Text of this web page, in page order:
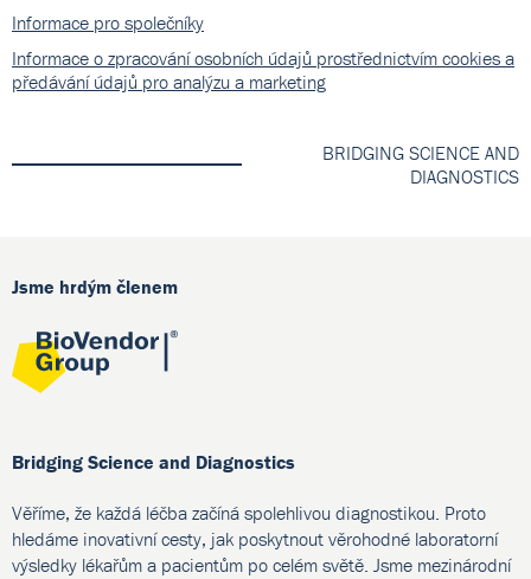
Informace pro společníky
Informace o zpracování osobních údajů prostřednictvím cookies a
předávání údajů pro analýzu a marketing
BRIDGING SCIENCE AND
DIAGNOSTICS
Jsme hrdým členem
Bridging Science and Diagnostics
Věříme, že každá léčba začíná spolehlivou diagnostikou. Proto
hledáme inovativní cesty, jak poskytnout věrohodné laboratorní
výsledky lékařům a pacientům po celém světě. Jsme mezinárodní